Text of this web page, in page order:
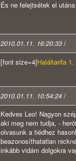
És ne felejtsétek el
2010.01.11. 16:20:33 /
[font size=4]Haláltarifa 1.
2010.01.11. 10:54:24 /
Kedves Leo! Nagyon
aki meg nem tudja, -
olvasunk a tiédhez
beazonosíthatatlan
inkább vidám dolgokra